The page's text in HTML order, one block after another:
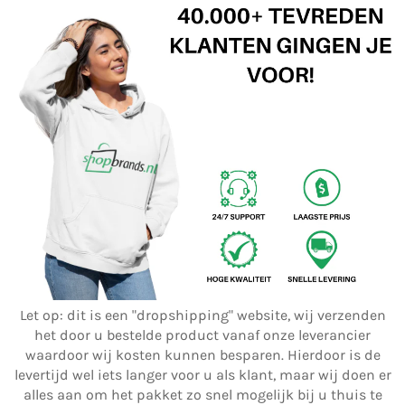
Let op: dit is een "dropshipping" website, wij verzenden
het door u bestelde product vanaf onze leverancier
waardoor wij kosten kunnen besparen. Hierdoor is de
levertijd wel iets langer voor u als klant, maar wij doen er
alles aan om het pakket zo snel mogelijk bij u thuis te